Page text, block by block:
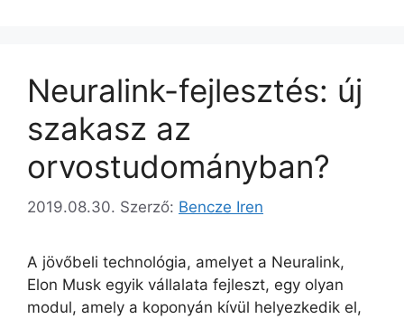
Neuralink-fejlesztés: új
szakasz az
orvostudományban?
2019.08.30. Szerző: Bencze Iren
A jövőbeli technológia, amelyet a Neuralink,
Elon Musk egyik vállalata fejleszt, egy olyan
modul, amely a koponyán kívül helyezkedik el,